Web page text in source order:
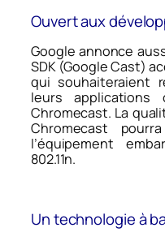
Ouvert aux
Google annonce
SDK (Google Cast)
qui souhaiteraient
leurs applications
Chromecast. La
Chromecast
l’équipement
802.11n.
Un technologie à